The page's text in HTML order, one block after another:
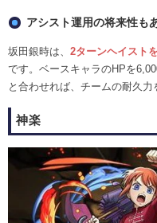
アシスト運用の将来性も
坂田銀時は、 2ターンヘイスト
です。ベースキャラのHPを
と合わせれば、チームの耐久力
神楽